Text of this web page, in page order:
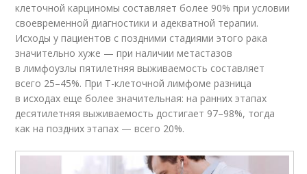
клеточной карциномы составляет более 90% при условии
своевременной диагностики и адекватной терапии.
Исходы у пациентов с поздними стадиями этого рака
значительно хуже — при наличии метастазов
в лимфоузлы пятилетняя выживаемость составляет
всего 25–45%. При Т-клеточной лимфоме разница
в исходах еще более значительная: на ранних этапах
десятилетняя выживаемость достигает 97–98%, тогда
как на поздних этапах — всего 20%.